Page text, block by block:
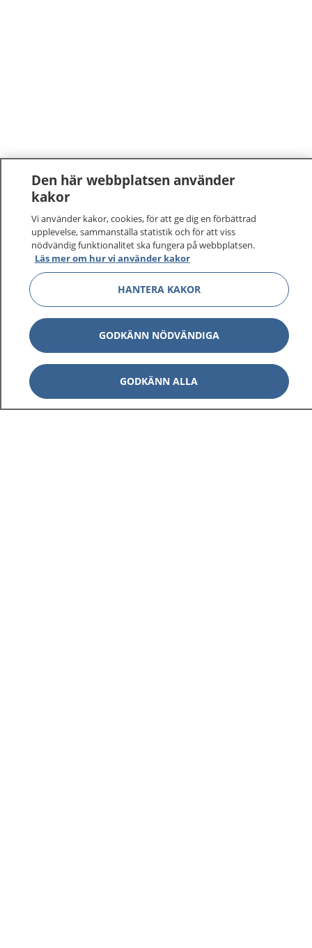
Den här webbplatsen använder
kakor
Vi använder kakor, cookies, för att ge dig en förbättrad
upplevelse, sammanställa statistik och för att viss
nödvändig funktionalitet ska fungera på webbplatsen.
Läs mer om hur vi använder kakor
HANTERA KAKOR
GODKÄNN NÖDVÄNDIGA
GODKÄNN ALLA